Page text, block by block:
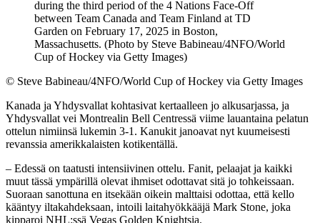
© Steve Babineau/4NFO/World Cup of Hockey via Getty Images
Kanada ja Yhdysvallat kohtasivat kertaalleen jo alkusarjassa, ja
Yhdysvallat vei Montrealin Bell Centressä viime lauantaina pelatun
ottelun nimiinsä lukemin 3-1. Kanukit janoavat nyt kuumeisesti
revanssia amerikkalaisten kotikentällä.
– Edessä on taatusti intensiivinen ottelu. Fanit, pelaajat ja kaikki
muut tässä ympärillä olevat ihmiset odottavat sitä jo tohkeissaan.
Suoraan sanottuna en itsekään oikein malttaisi odottaa, että kello
kääntyy iltakahdeksaan, intoili laitahyökkääjä Mark Stone, joka
kipparoi NHL:ssä Vegas Golden Knightsia.